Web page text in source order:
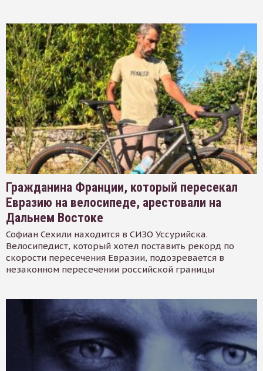
Гражданина Франции, который пересекал
Евразию на велосипеде, арестовали на
Дальнем Востоке
Софиан Сехили находится в СИЗО Уссурийска.
Велосипедист, который хотел поставить рекорд по
скорости пересечения Евразии, подозревается в
незаконном пересечении российской границы